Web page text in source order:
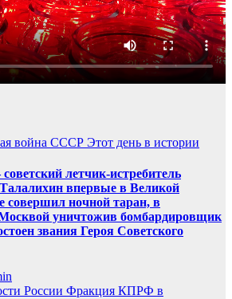
война СССР Этот день в истории
советский летчик-истребитель
впервые в Великой
совершил ночной таран, в
уничтожив бомбардировщик
звания Героя Советского
России Фракция КПРФ в